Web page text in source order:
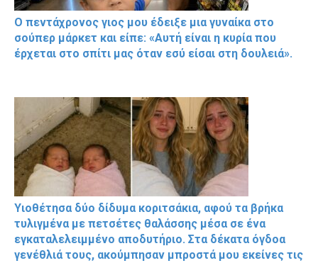
Ο πεντάχρονος γιος μου έδειξε μια γυναίκα στο
σούπερ μάρκετ και είπε: «Αυτή είναι η κυρία που
έρχεται στο σπίτι μας όταν εσύ είσαι στη δουλειά».
Υιοθέτησα δύο δίδυμα κοριτσάκια, αφού τα βρήκα
τυλιγμένα με πετσέτες θαλάσσης μέσα σε ένα
εγκαταλελειμμένο αποδυτήριο. Στα δέκατα όγδοα
γενέθλιά τους, ακούμπησαν μπροστά μου εκείνες τις